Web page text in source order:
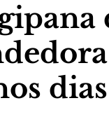
dias